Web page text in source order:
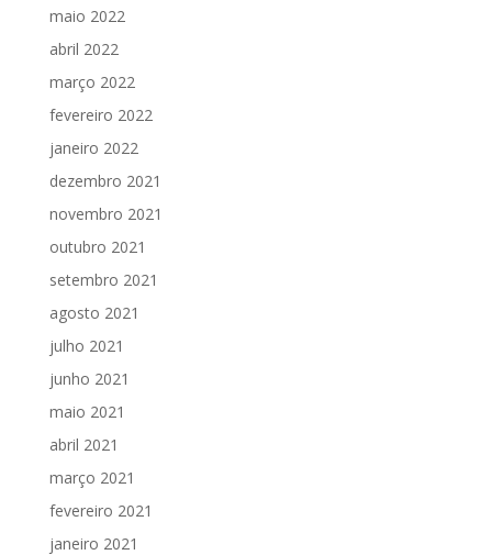
maio 2022
abril 2022
março 2022
fevereiro 2022
janeiro 2022
dezembro 2021
novembro 2021
outubro 2021
setembro 2021
agosto 2021
julho 2021
junho 2021
maio 2021
abril 2021
março 2021
fevereiro 2021
janeiro 2021